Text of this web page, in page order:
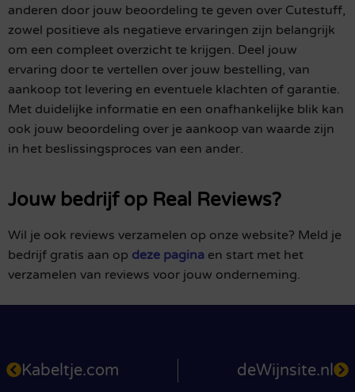
anderen door jouw beoordeling te geven over Cutestuff,
zowel positieve als negatieve ervaringen zijn belangrijk
om een compleet overzicht te krijgen. Deel jouw
ervaring door te vertellen over jouw bestelling, van
aankoop tot levering en eventuele klachten of garantie.
Met duidelijke informatie en een onafhankelijke blik kan
ook jouw beoordeling over je aankoop van waarde zijn
in het beslissingsproces van een ander.
Jouw bedrijf op Real Reviews?
Wil je ook reviews verzamelen op onze website? Meld je
bedrijf gratis aan op deze pagina en start met het
verzamelen van reviews voor jouw onderneming.
Kabeltje.com deWijnsite.nl